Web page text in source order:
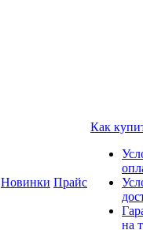
Новинки Прайс
Как
на